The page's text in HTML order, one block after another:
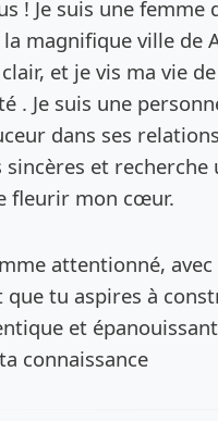
! Je suis une femme
magnifique ville de
et je vis ma vie
. Je suis une
dans ses
sincères et
fleurir mon cœur.
attentionné,
que tu aspires à
et
connaissance